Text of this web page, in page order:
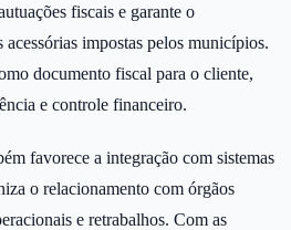
fiscais e garante o
impostas pelos municípios.
documento fiscal para o cliente,
e controle financeiro.
favorece a integração com sistemas
o relacionamento com órgãos
e retrabalhos. Com as